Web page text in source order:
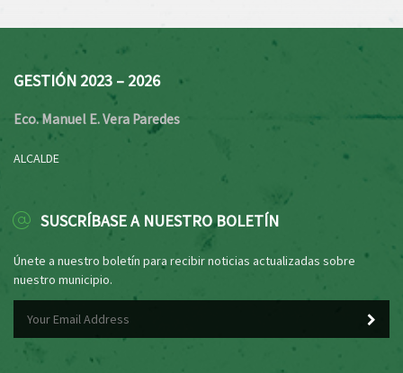
GESTIÓN 2023 – 2026
Eco. Manuel E. Vera Paredes
ALCALDE
SUSCRÍBASE A NUESTRO BOLETÍN
Únete a nuestro boletín para recibir noticias actualizadas sobre
nuestro municipio.